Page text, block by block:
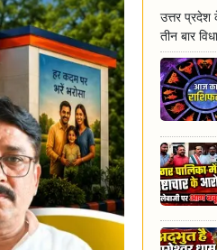
उत्तर प्रदेश
तीन बार